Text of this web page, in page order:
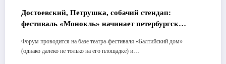
Достоевский, Петрушка, собачий стендап:
фестиваль «Монокль» начинает петербургский
Форум проводится на базе театра-фестиваля «Балтийский дом»
(однако далеко не только на его площадке) и…